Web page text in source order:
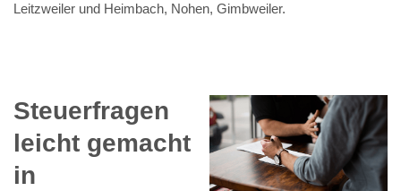
Leitzweiler und Heimbach, Nohen, Gimbweiler.
Steuerfragen
leicht gemacht
in